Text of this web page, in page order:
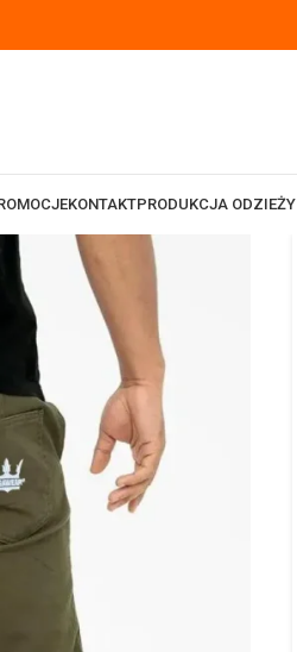
KONTAKTPRODUKCJA ODZIEŻY